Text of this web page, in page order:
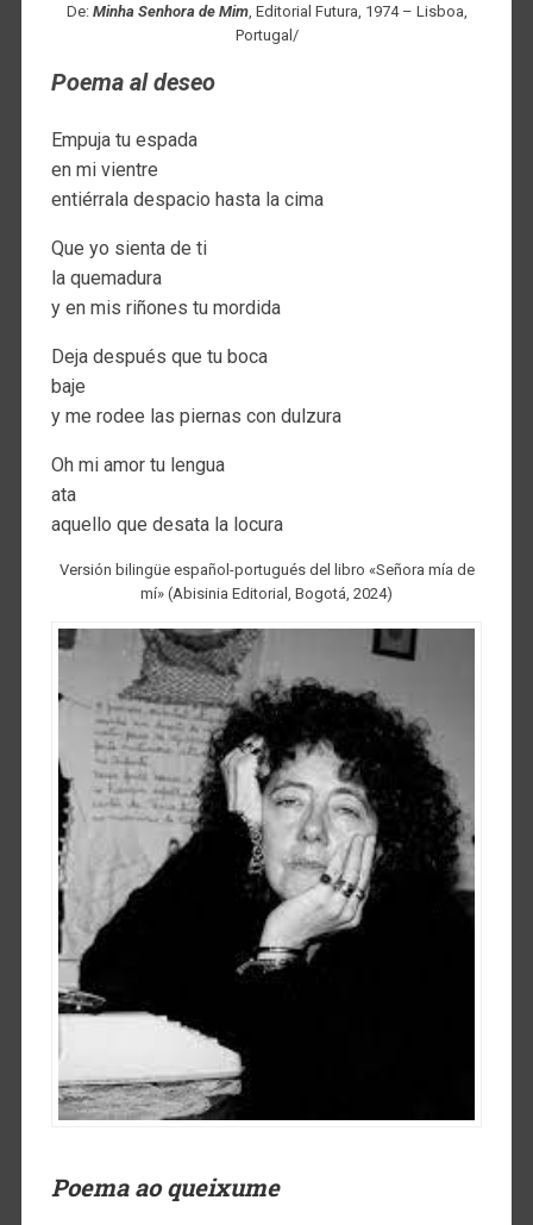
De: Minha Senhora de Mim, Editorial Futura, 1974 – Lisboa,
Portugal/
Poema al deseo
Empuja tu espada
en mi vientre
entiérrala despacio hasta la cima
Que yo sienta de ti
la quemadura
y en mis riñones tu mordida
Deja después que tu boca
baje
y me rodee las piernas con dulzura
Oh mi amor tu lengua
ata
aquello que desata la locura
Versión bilingüe español-portugués del libro «Señora mía de
mí» (Abisinia Editorial, Bogotá, 2024)
Poema ao queixume